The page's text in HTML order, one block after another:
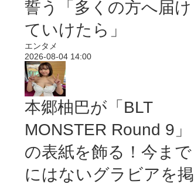
誓う「多くの方へ届け
ていけたら」
エンタメ
2026-08-04 14:00
本郷柚巴が「BLT
MONSTER Round 9」
の表紙を飾る！今まで
にはないグラビアを掲